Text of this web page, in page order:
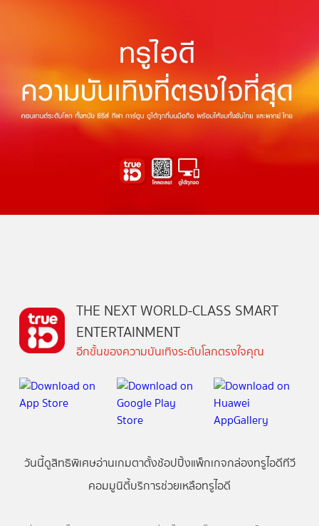
THE NEXT WORLD-CLASS SMART
ENTERTAINMENT
อีกขั้นของความบันเทิงระดับโลกตรงใจคุณ
วันนี้ดูสิทธิพิเศษอ่านเกมตาตั้งช้อปปิ้งแพ็กเกจกล่องทรูไอดีทีวี
คอมมูนิตี้บริการช่วยเหลือทรูไอดี